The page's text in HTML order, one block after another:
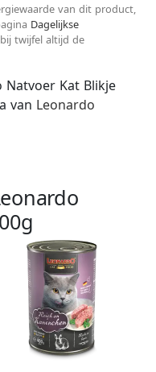
van dit product,
Dagelijkse
twijfel altijd de
Natvoer Kat Blikje
van Leonardo